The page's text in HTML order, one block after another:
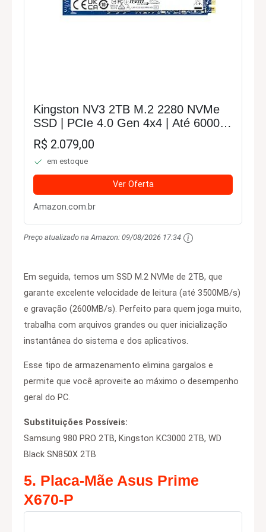
Kingston NV3 2TB M.2 2280 NVMe
SSD | PCIe 4.0 Gen 4x4 | Até 6000
MB/s | SNV3S/2000G
R$ 2.079,00
em estoque
Ver Oferta
Amazon.com.br
Preço atualizado na Amazon: 09/08/2026 17:34
Em seguida, temos um SSD M.2 NVMe de 2TB, que
garante excelente velocidade de leitura (até 3500MB/s)
e gravação (2600MB/s). Perfeito para quem joga muito,
trabalha com arquivos grandes ou quer inicialização
instantânea do sistema e dos aplicativos.
Esse tipo de armazenamento elimina gargalos e
permite que você aproveite ao máximo o desempenho
geral do PC.
Substituições Possíveis:
Samsung 980 PRO 2TB, Kingston KC3000 2TB, WD
Black SN850X 2TB
5. Placa-Mãe Asus Prime
X670-P